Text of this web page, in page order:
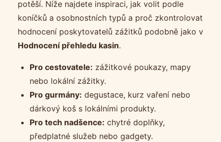
potěší. Níže najdete inspiraci, jak volit podle
koníčků a osobnostních typů a proč zkontrolovat
hodnocení poskytovatelů zážitků podobně jako v
Hodnocení přehledu kasin.
Pro cestovatele: zážitkové poukazy, mapy
nebo lokální zážitky.
Pro gurmány: degustace, kurz vaření nebo
dárkový koš s lokálními produkty.
Pro tech nadšence: chytré doplňky,
předplatné služeb nebo gadgety.